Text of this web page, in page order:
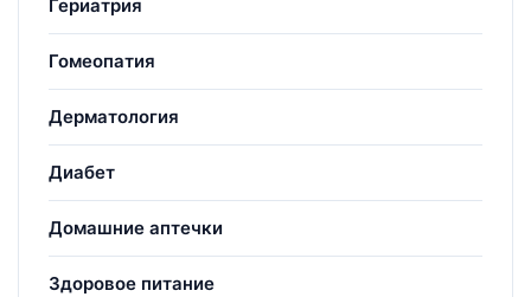
Гериатрия
Гомеопатия
Дерматология
Диабет
Домашние аптечки
Здоровое питание